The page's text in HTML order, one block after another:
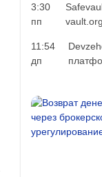
3:30
пп
vault.org
11:54
дп